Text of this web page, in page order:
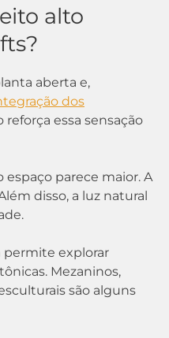
alto
aberta e,
dos
reforça essa sensação
parece maior. A
disso, a luz natural
permite explorar
Mezaninos,
são alguns